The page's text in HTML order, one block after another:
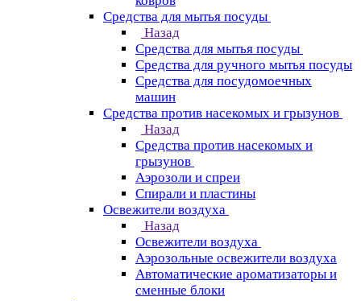
Средства для мытья посуды
Назад
Средства для мытья посуды
Средства для ручного мытья посуды
Средства для посудомоечных
машин
Средства против насекомых и грызунов
Назад
Средства против насекомых и
грызунов
Аэрозоли и спреи
Спирали и пластины
Освежители воздуха
Назад
Освежители воздуха
Аэрозольные освежители воздуха
Автоматические ароматизаторы и
сменные блоки